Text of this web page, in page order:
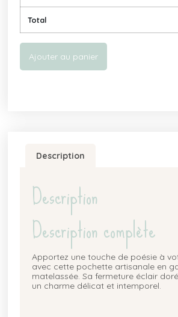
Total
Ajouter au panier
Description
Description
Description complète
Apportez une touche de poésie à
avec cette pochette artisanale en
matelassée. Sa fermeture éclair
un charme délicat et intemporel.